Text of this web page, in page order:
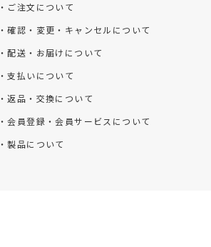
・ご注文について
・確認・変更・キャンセルについて
・配送・お届けについて
・支払いについて
・返品・交換について
・会員登録・会員サービスについて
・製品について